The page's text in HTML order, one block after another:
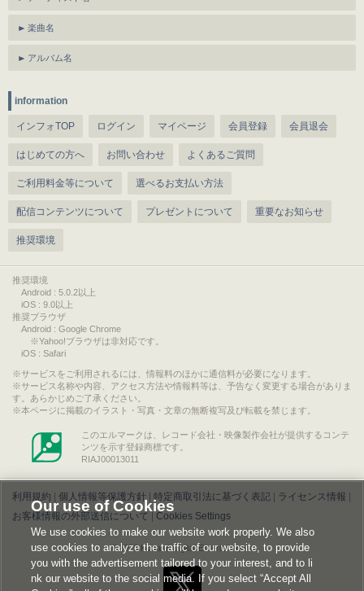
楽曲名
アルバム名
information
インフォTOP ログイン マイページ 会員登録 会員退会
はじめての方へ お問い合わせ よくあるご質問
ご利用料金等について 選べるお支払い方法
配信コンテンツについて プレゼントについて 重要なお知らせ
推奨環境
推奨環境
Android : 5.0.2以上
iOS : 9.0以上
推奨ブラウザ
Android : Google Chrome
※Yahoo!ブラウザは非対応です。
iOS : Safari
サービスをご利用されるには、情報料のほかに通信料が必要になります。
サービス名称や内容、アクセス方法や情報料等は、予告なく変更する場合がありま
す。あらかじめご了承ください。
本ページに掲載のイラスト・写真・文章の無断複写及び転載を禁じます。
このエルマークは、レコード会社・映像製作会社が提供するコンテ
ンツを示す登録商標です。
RIAJ00013011
利用規約 個人情報等保護方針 特定商取引法に基づく表記 ライセンス情報
お客様情報の外部送信について
Cookies Settings
©2026 Konami Digital Entertainment
Our use of Cookies
We use cookies to make our website work properly. We also
use cookies to analyze the traffic of our website, to provide
you with the advertisement tailored to your interest, and to li
nk our website to the social media. If you select “Accept All